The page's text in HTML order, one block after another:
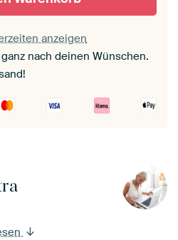
anzeigen
nach deinen Wünschen.